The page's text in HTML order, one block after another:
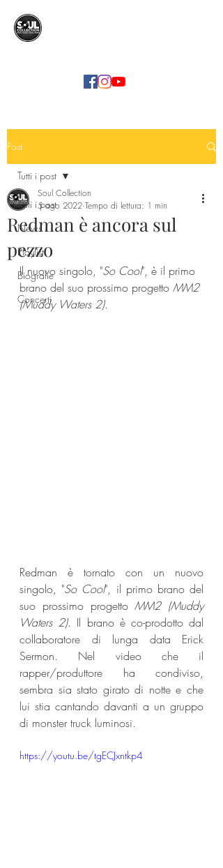
Post
Tutti i post
News
Playlist
Biografie
Concerti
Tutti i post
Redman è ancora sul
pezzo
Soul Collection
5 ago 2022 Tempo di lettura: 1 min
Il nuovo singolo, "So Cool", è il primo
brano del suo prossimo progetto MM2
(Muddy Waters 2).
Redman è tornato con un nuovo
singolo, "So Cool", il primo brano del
suo prossimo progetto MM2 (Muddy
Waters 2). Il brano è co-prodotto dal
collaboratore di lunga data Erick
Sermon. Nel video che il
rapper/produttore ha condiviso,
sembra sia stato girato di notte e che
lui stia cantando davanti a un gruppo
di monster truck luminosi.
https://youtu.be/tgECJxntkp4